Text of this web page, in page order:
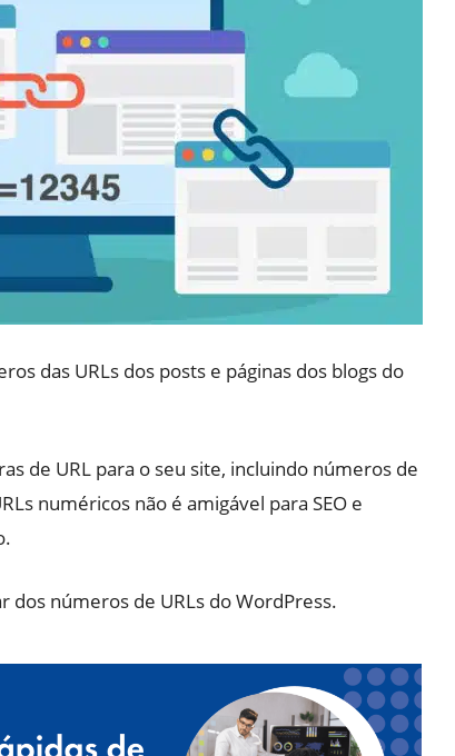
das URLs dos posts e páginas dos blogs do
de URL para o seu site, incluindo números de
numéricos não é amigável para SEO e
números de URLs do WordPress.